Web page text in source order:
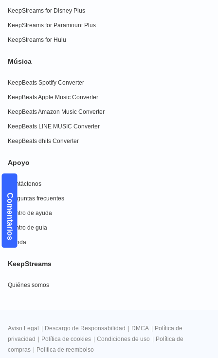
Comentarios
KeepStreams for Disney Plus
KeepStreams for Paramount Plus
KeepStreams for Hulu
Música
KeepBeats Spotify Converter
KeepBeats Apple Music Converter
KeepBeats Amazon Music Converter
KeepBeats LINE MUSIC Converter
KeepBeats dhits Converter
Apoyo
Contáctenos
Preguntas frecuentes
Centro de ayuda
Centro de guía
Tienda
KeepStreams
Quiénes somos
Aviso Legal Descargo de Responsabilidad DMCA
Política de
privacidad
Política de cookies Condiciones de uso
Política de
compras
Política de reembolso